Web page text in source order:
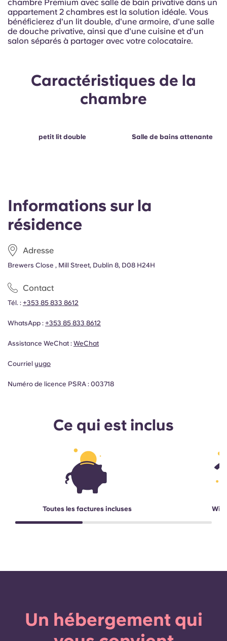
Informations sur la
résidence
Adresse
Brewers Close , Mill Street, Dublin 8, D08 H24H
Contact
Tél. : +353 85 833 8612
WhatsApp : +353 85 833 8612
Assistance WeChat : WeChat
Courriel yugo
Numéro de licence PSRA : 003718
Ce qui est inclus
Toutes les factures incluses Wi-
chambre Premium avec salle de bain privative dans un
appartement 2 chambres est la solution idéale. Vous
bénéficierez d'un lit double, d'une armoire, d'une salle
de douche privative, ainsi que d'une cuisine et d'un
salon séparés à partager avec votre colocataire.
Caractéristiques de la
chambre
petit lit double Salle de bains attenante
Un hébergement qui